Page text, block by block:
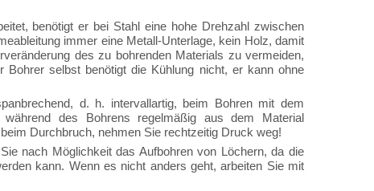
benötigt er bei Stahl eine hohe Drehzahl zwischen
immer eine Metall-Unterlage, kein Holz, damit
des zu bohrenden Materials zu vermeiden,
selbst benötigt die Kühlung nicht, er kann ohne
d. h. intervallartig, beim Bohren mit dem
des Bohrens regelmäßig aus dem Material
Durchbruch, nehmen Sie rechtzeitig Druck weg!
nach Möglichkeit das Aufbohren von Löchern, da die
kann. Wenn es nicht anders geht, arbeiten Sie mit